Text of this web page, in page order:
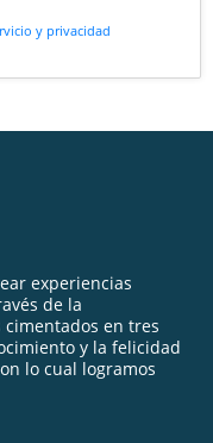
y privacidad
experiencias
de la
en tres
y la felicidad
lo cual logramos